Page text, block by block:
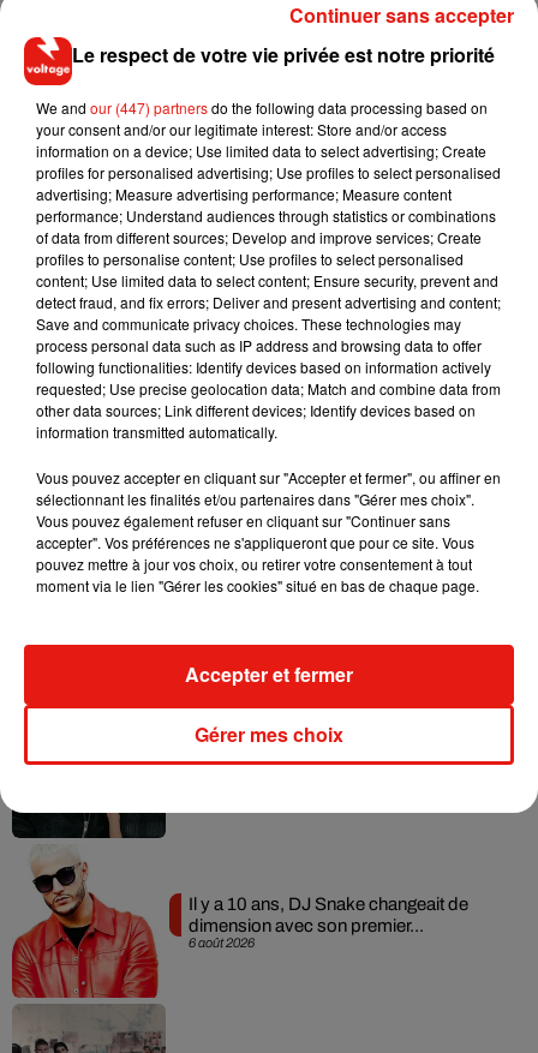
Pour autant, que les fans se rassurent, ce n'est donc qu'une
partie remise. Lors de son passage dans la web-série de son
ami Kevin Nealon,
dernier,Courteney Cox avait quelques détails sur les
coulisses de ce come-back tant attendu."Ce qui est
excitant, c'est que nous allons tous nous réunir pour la
première fois dans une salle, pour parler de la série
tellement impatiente, avait-elle déclaré.Nous n'avons
jamais vraiment fait ça, rester là à discuter de cette
expérience incroyable que nous avons vécue. Ça va être
fantastique". La mise en ligne de cet épisode est toujours
prévue pour le lancement de HBO Max courant mai...si tout
va bien !
Musique
RÜFÜS DU SOL annonce un nouvel
Angèle et Amélie Lens dévoilent leur
collaboration tant attendue
6 août 2026
Il y a 10 ans, DJ Snake changeait de
dimension avec son premier...
Le respect de votre vie privée est notre priorité
We and our (447) partnersdo the following data processing based on
your consent and/or our legitimate interest: Store and/or access
information on a device; Use limited data to select advertising; Create
profiles for personalised advertising; Use profiles to select personalised
advertising; Measure advertising performance; Measure content
performance; Understand audiences through statistics or combinations
of data from different sources; Develop and improve services; Create
profiles to personalise content; Use profiles to select personalised
content; Use limited data to select content; Ensure security, prevent and
detect fraud, and fix errors; Deliver and present advertising and content;
Save and communicate privacy choices. These technologies may
process personal data such as IP address and browsing data to offer
following functionalities: Identify devices based on information actively
requested; Use precise geolocation data; Match and combine data from
other data sources; Link different devices; Identify devices based on
information transmitted automatically.
Vous pouvez accepter en cliquant sur "Accepter et fermer", ou affiner en
sélectionnant les finalités et/ou partenaires dans "Gérer mes choix".
Vous pouvez également refuser en cliquant sur "Continuer sans
accepter". Vos préférences ne s'appliqueront que pour ce site. Vous
pouvez mettre à jour vos choix, ou retirer votre consentement à tout
moment via le lien "Gérer les cookies" situé en bas de chaque page.
Gérer mes choix
Accepter et fermer
Continuer sans accepter